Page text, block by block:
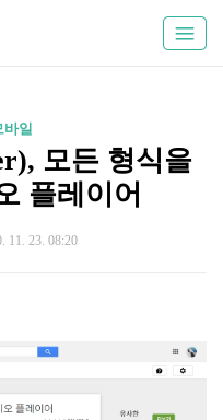
바일
모든 형식을
플레이어
11. 23. 08:20